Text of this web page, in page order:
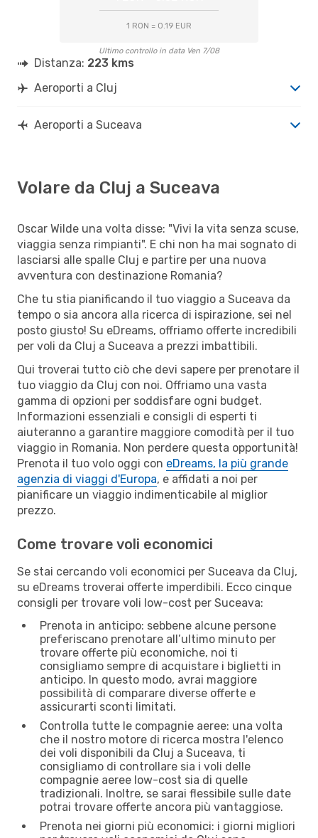
1 RON = 0.19 EUR
Ultimo controllo in data Ven 7/08
Distanza: 223 kms
Aeroporti a Cluj
Aeroporti a Suceava
Volare da Cluj a Suceava
Oscar Wilde una volta disse: "Vivi la vita senza scuse,
viaggia senza rimpianti". E chi non ha mai sognato di
lasciarsi alle spalle Cluj e partire per una nuova
avventura con destinazione Romania?
Che tu stia pianificando il tuo viaggio a Suceava da
tempo o sia ancora alla ricerca di ispirazione, sei nel
posto giusto! Su eDreams, offriamo offerte incredibili
per voli da Cluj a Suceava a prezzi imbattibili.
Qui troverai tutto ciò che devi sapere per prenotare il
tuo viaggio da Cluj con noi. Offriamo una vasta
gamma di opzioni per soddisfare ogni budget.
Informazioni essenziali e consigli di esperti ti
aiuteranno a garantire maggiore comodità per il tuo
viaggio in Romania. Non perdere questa opportunità!
Prenota il tuo volo oggi con eDreams, la più grande
agenzia di viaggi d'Europa, e affidati a noi per
pianificare un viaggio indimenticabile al miglior
prezzo.
Come trovare voli economici
Se stai cercando voli economici per Suceava da Cluj,
su eDreams troverai offerte imperdibili. Ecco cinque
consigli per trovare voli low-cost per Suceava:
Prenota in anticipo: sebbene alcune persone
preferiscano prenotare all’ultimo minuto per
trovare offerte più economiche, noi ti
consigliamo sempre di acquistare i biglietti in
anticipo. In questo modo, avrai maggiore
possibilità di comparare diverse offerte e
assicurarti sconti limitati.
Controlla tutte le compagnie aeree: una volta
che il nostro motore di ricerca mostra l'elenco
dei voli disponibili da Cluj a Suceava, ti
consigliamo di controllare sia i voli delle
compagnie aeree low-cost sia di quelle
tradizionali. Inoltre, se sarai flessibile sulle date
potrai trovare offerte ancora più vantaggiose.
Prenota nei giorni più economici: i giorni migliori